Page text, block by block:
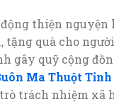
thiện nguyện
quà cho
gây quỹ cộng
Ma Thuột
trách nhiệm xã